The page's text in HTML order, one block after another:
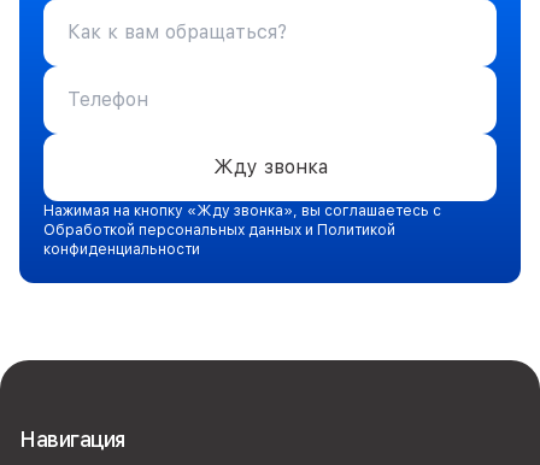
Жду звонка
Нажимая на кнопку «Жду звонка», вы соглашаетесь с
Обработкой персональных данных и Политикой
конфиденциальности
Навигация